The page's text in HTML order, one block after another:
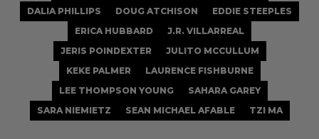
DALIA PHILLIPS
DOUG ATCHISON
EDDIE STEEPLES
ERICA HUBBARD
J.R. VILLARREAL
JERIS POINDEXTER
JULITO MCCULLUM
KEKE PALMER
LAURENCE FISHBURNE
LEE THOMPSON YOUNG
SAHARA GAREY
SARA NIEMIETZ
SEAN MICHAEL AFABLE TZI MA